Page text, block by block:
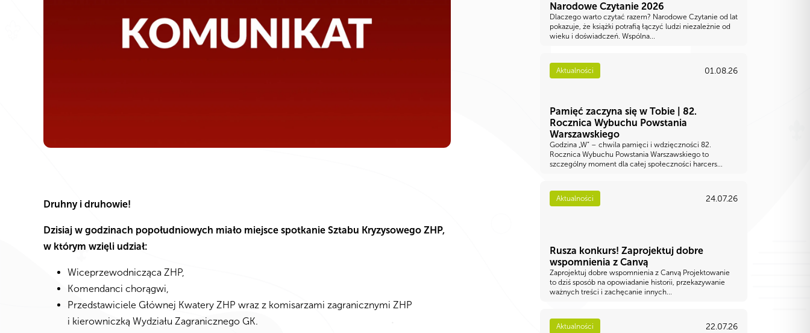
Druhny i druhowie!
Dzisiaj w godzinach popołudniowych miało miejsce spotkanie Sztabu Kryzysowego ZHP,
w którym wzięli udział:
Wiceprzewodnicząca ZHP,
Komendanci chorągwi,
Przedstawiciele Głównej Kwatery ZHP wraz z komisarzami zagranicznymi ZHP
i kierowniczką Wydziału Zagranicznego GK.
Narodowe Czytanie 2026
Dlaczego warto czytać razem? Narodowe Czytanie od lat
pokazuje, że książki potrafią łączyć ludzi niezależnie od
wieku i doświadczeń. Wspólna...
Aktualności 01.08.26
Pamięć zaczyna się w Tobie | 82.
Rocznica Wybuchu Powstania
Warszawskiego
Godzina „W” – chwila pamięci i wdzięczności 82.
Rocznica Wybuchu Powstania Warszawskiego to
szczególny moment dla całej społeczności harcers...
Aktualności 24.07.26
Rusza konkurs! Zaprojektuj dobre
wspomnienia z Canvą
Zaprojektuj dobre wspomnienia z Canvą Projektowanie
to dziś sposób na opowiadanie historii, przekazywanie
ważnych treści i zachęcanie innych...
Aktualności 22.07.26